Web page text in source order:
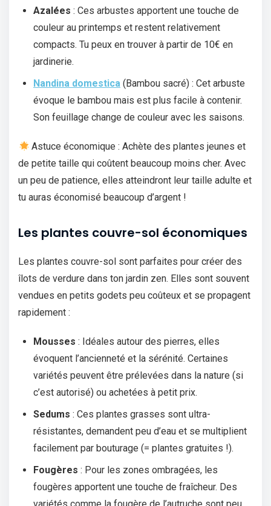
Azalées : Ces arbustes apportent une touche de
couleur au printemps et restent relativement
compacts. Tu peux en trouver à partir de 10€ en
jardinerie.
Nandina domestica (Bambou sacré) : Cet arbuste
évoque le bambou mais est plus facile à contenir.
Son feuillage change de couleur avec les saisons.
Astuce économique : Achète des plantes jeunes et
de petite taille qui coûtent beaucoup moins cher. Avec
un peu de patience, elles atteindront leur taille adulte et
tu auras économisé beaucoup d’argent !
Les plantes couvre-sol économiques
Les plantes couvre-sol sont parfaites pour créer des
îlots de verdure dans ton jardin zen. Elles sont souvent
vendues en petits godets peu coûteux et se propagent
rapidement :
Mousses : Idéales autour des pierres, elles
évoquent l’ancienneté et la sérénité. Certaines
variétés peuvent être prélevées dans la nature (si
c’est autorisé) ou achetées à petit prix.
Sedums : Ces plantes grasses sont ultra-
résistantes, demandent peu d’eau et se multiplient
facilement par bouturage (= plantes gratuites !).
Fougères : Pour les zones ombragées, les
fougères apportent une touche de fraîcheur. Des